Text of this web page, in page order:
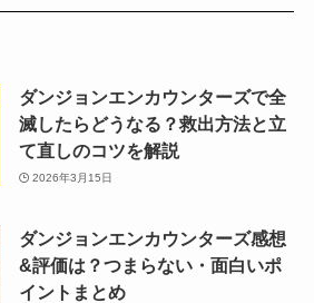
ダンジョンエンカウンターズで全
滅したらどうなる？救出方法と立
て直しのコツを解説
2026年3月15日
ダンジョンエンカウンターズ感想
&評価は？つまらない・面白いポ
イントまとめ